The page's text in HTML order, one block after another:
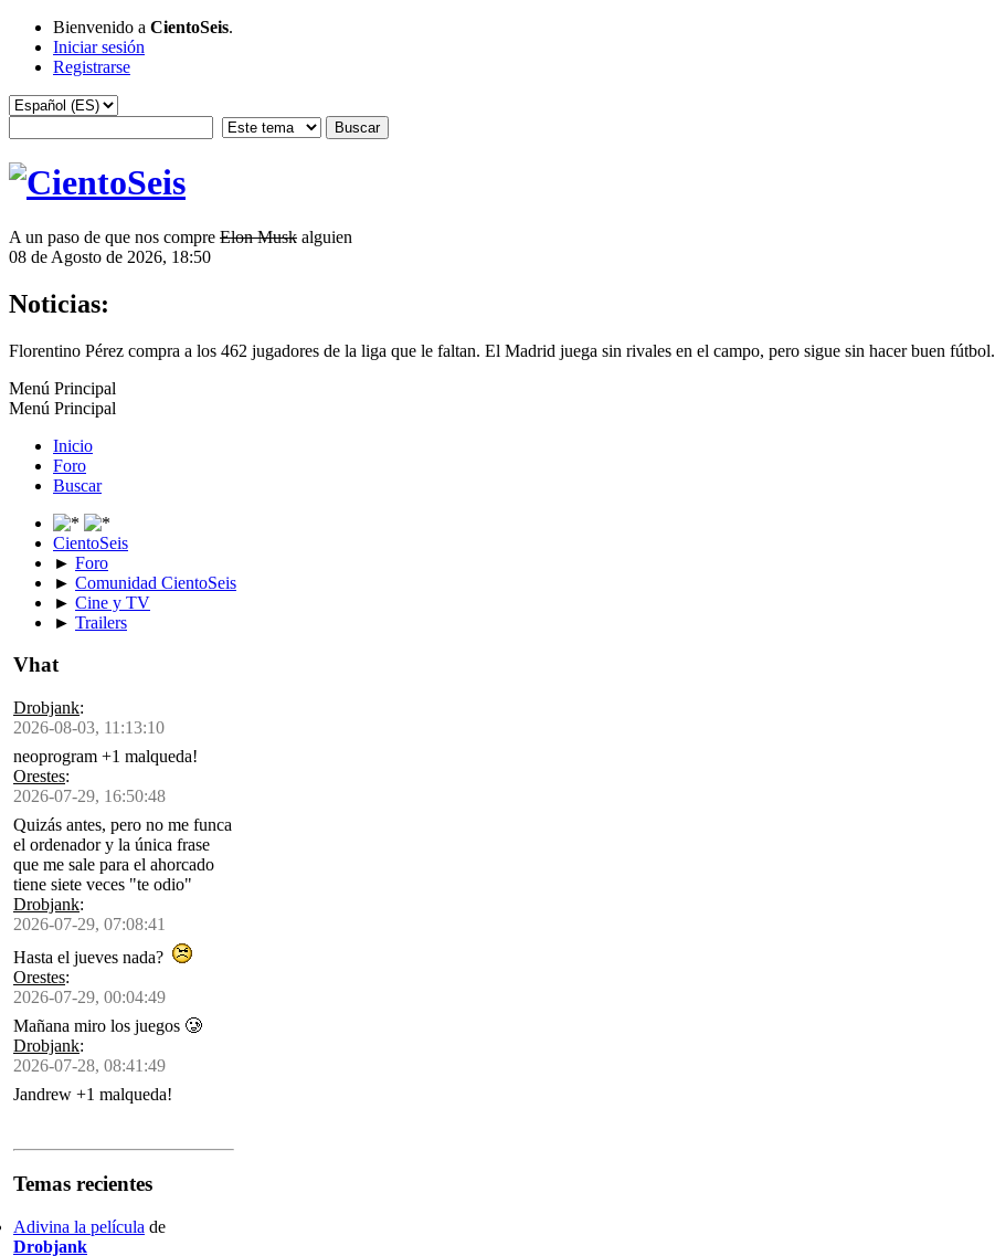
Bienvenido a CientoSeis.
Iniciar sesión
Registrarse
A un paso de que nos compre Elon Musk alguien
08 de Agosto de 2026, 18:50
Noticias:
Florentino Pérez compra a los 462 jugadores de la liga que le faltan. El Madrid juega sin rivales en el campo, pero sigue sin hacer buen fútbol.
Menú Principal
Menú Principal
Inicio
Foro
Buscar
CientoSeis
► Foro
► Comunidad CientoSeis
► Cine y TV
► Trailers
Vhat
Drobjank:
2026-08-03, 11:13:10
neoprogram +1 malqueda!
Orestes:
2026-07-29, 16:50:48
Quizás antes, pero no me funca
el ordenador y la única frase
que me sale para el ahorcado
tiene siete veces "te odio"
Drobjank:
2026-07-29, 07:08:41
Hasta el jueves nada?
Orestes:
2026-07-29, 00:04:49
Mañana miro los juegos 🥲
Drobjank:
2026-07-28, 08:41:49
Jandrew +1 malqueda!
Temas recientes
Adivina la película de
Drobjank